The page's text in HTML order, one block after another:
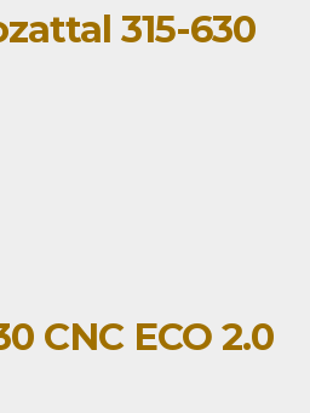
315-630
CNC ECO 2.0